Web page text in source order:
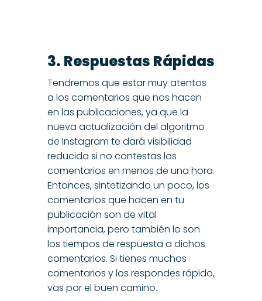
3. Respuestas Rápidas
Tendremos que estar muy atentos
a los comentarios que nos hacen
en las publicaciones, ya que la
nueva actualización del algoritmo
de Instagram te dará visibilidad
reducida si no contestas los
comentarios en menos de una hora.
Entonces, sintetizando un poco, los
comentarios que hacen en tu
publicación son de vital
importancia, pero también lo son
los tiempos de respuesta a dichos
comentarios. Si tienes muchos
comentarios y los respondes rápido,
vas por el buen camino.